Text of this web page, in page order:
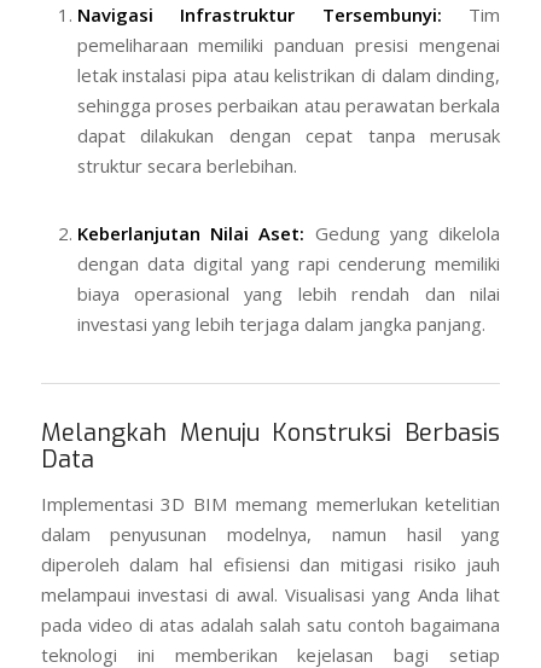
Navigasi Infrastruktur Tersembunyi: Tim
pemeliharaan memiliki panduan presisi mengenai
letak instalasi pipa atau kelistrikan di dalam dinding,
sehingga proses perbaikan atau perawatan berkala
dapat dilakukan dengan cepat tanpa merusak
struktur secara berlebihan.
Keberlanjutan Nilai Aset: Gedung yang dikelola
dengan data digital yang rapi cenderung memiliki
biaya operasional yang lebih rendah dan nilai
investasi yang lebih terjaga dalam jangka panjang.
Melangkah Menuju Konstruksi Berbasis
Data
Implementasi 3D BIM memang memerlukan ketelitian
dalam penyusunan modelnya, namun hasil yang
diperoleh dalam hal efisiensi dan mitigasi risiko jauh
melampaui investasi di awal. Visualisasi yang Anda lihat
pada video di atas adalah salah satu contoh bagaimana
teknologi ini memberikan kejelasan bagi setiap